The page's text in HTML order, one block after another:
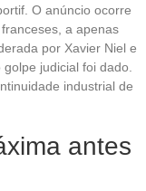
O anúncio ocorre
a apenas
por Xavier Niel e
judicial foi dado.
industrial de
antes